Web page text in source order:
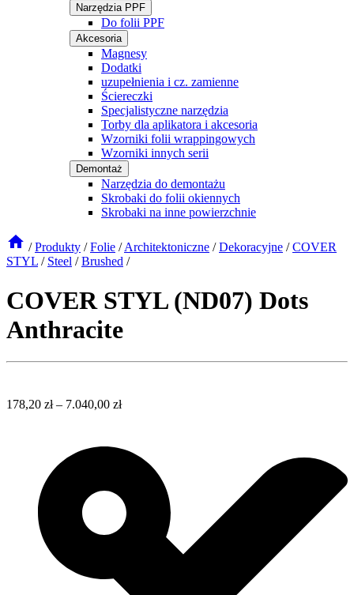
Narzędzia PPF
Do folii PPF
Akcesoria
Magnesy
Dodatki
uzupełnienia i cz. zamienne
Ściereczki
Specjalistyczne narzędzia
Torby dla aplikatora i akcesoria
Wzorniki folii wrappingowych
Wzorniki innych serii
Demontaż
Narzędzia do demontażu
Skrobaki do folii okiennych
Skrobaki na inne powierzchnie
/ Produkty / Folie / Architektoniczne / Dekoracyjne / COVER
STYL / Steel / Brushed /
COVER STYL (ND07) Dots
Anthracite
178,20 zł– 7.040,00 zł